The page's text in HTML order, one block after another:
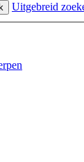
Uitgebreid